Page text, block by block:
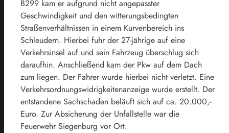
B299 kam er aufgrund nicht angepasster
Geschwindigkeit und den witterungsbedingten
Straßenverhältnissen in einem Kurvenbereich ins
Schleudern. Hierbei fuhr der 27-jährige auf eine
Verkehrsinsel auf und sein Fahrzeug überschlug sich
daraufhin. Anschließend kam der Pkw auf dem Dach
zum liegen. Der Fahrer wurde hierbei nicht verletzt. Eine
Verkehrsordnungswidrigkeitenanzeige wurde erstellt. Der
entstandene Sachschaden beläuft sich auf ca. 20.000,-
Euro. Zur Absicherung der Unfallstelle war die
Feuerwehr Siegenburg vor Ort.